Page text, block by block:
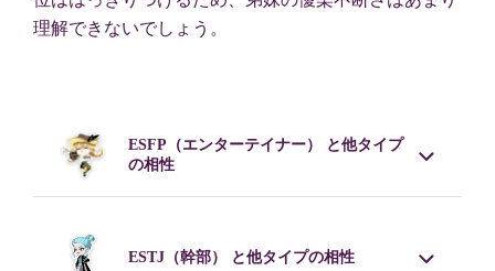
理解できないでしょう。
ESFP （エンターテイナー） と他タイプ
の相性
ESTJ （幹部） と他タイプの相性